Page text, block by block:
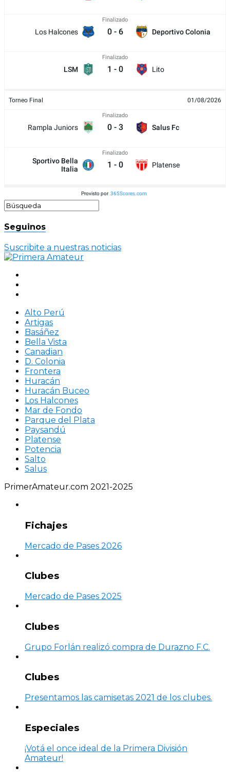
Los Halcones
Finalizado
0 - 6 Deportivo Colonia
LSM
Finalizado
1 - 0 Lito
Torneo Final 01/08/2026
Rampla Juniors
Finalizado
0 - 3 Salus Fc
Sportivo Bella
Italia
Finalizado
1 - 0 Platense
Provisto por 365Scores.com
Seguinos
Suscribite a nuestras noticias
Alto Perú
Artigas
Basáñez
Bella Vista
Canadian
D. Colonia
Frontera
Huracán
Huracán Buceo
Los Halcones
Mar de Fondo
Parque del Plata
Paysandú
Platense
Potencia
Salto
Salus
PrimerAmateur.com 2021-2025
Fichajes
Mercado de Pases 2026
Clubes
Mercado de Pases 2025
Clubes
Grupo Forlán realizó compra de Durazno F.C.
Clubes
Presentamos las camisetas 2021 de los clubes.
Especiales
¡Votá el once ideal de la Primera División
Amateur!